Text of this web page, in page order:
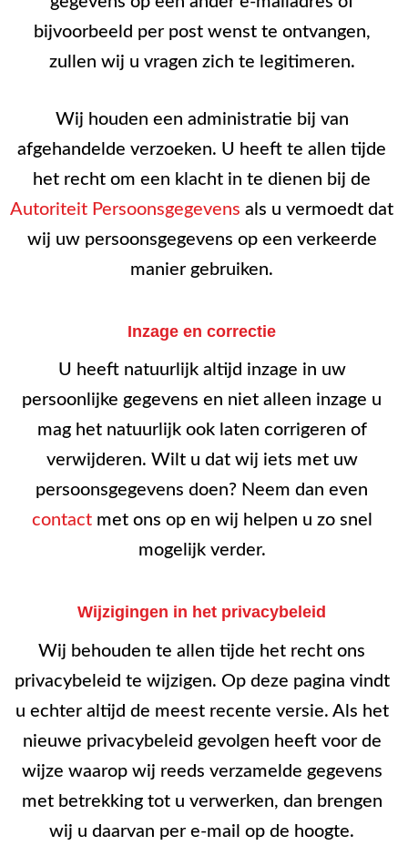
bijvoorbeeld per post wenst te ontvangen,
zullen wij u vragen zich te legitimeren.
Wij houden een administratie bij van
afgehandelde verzoeken. U heeft te allen tijde
het recht om een klacht in te dienen bij de
Autoriteit Persoonsgegevens als u vermoedt dat
wij uw persoonsgegevens op een verkeerde
manier gebruiken.
Inzage en correctie
U heeft natuurlijk altijd inzage in uw
persoonlijke gegevens en niet alleen inzage u
mag het natuurlijk ook laten corrigeren of
verwijderen. Wilt u dat wij iets met uw
persoonsgegevens doen? Neem dan even
contactmet ons op en wij helpen u zo snel
mogelijk verder.
Wijzigingen in het privacybeleid
Wij behouden te allen tijde het recht ons
privacybeleid te wijzigen. Op deze pagina vindt
u echter altijd de meest recente versie. Als het
nieuwe privacybeleid gevolgen heeft voor de
wijze waarop wij reeds verzamelde gegevens
met betrekking tot u verwerken, dan brengen
wij u daarvan per e-mail op de hoogte.